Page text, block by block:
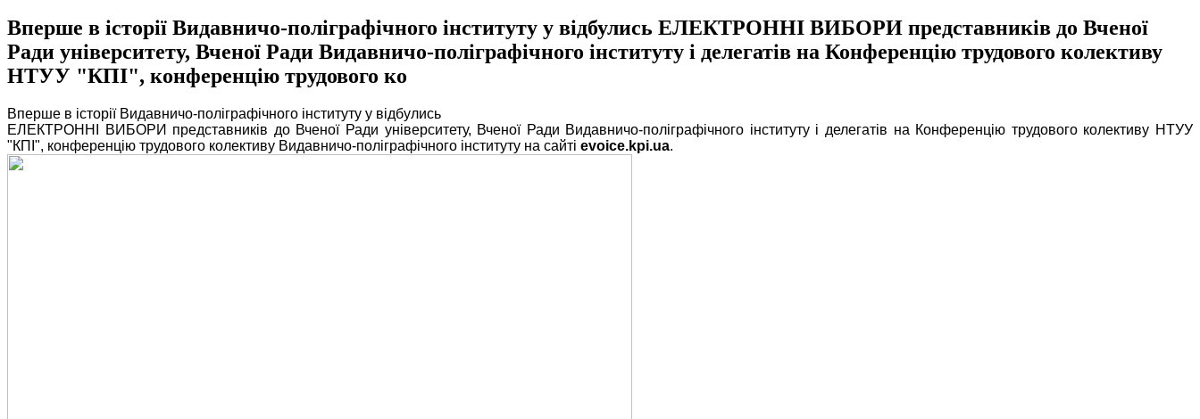
Вперше в історії Видавничо-поліграфічного інституту у відбулись ЕЛЕКТРОННІ ВИБОРИ представників до Вченої
Ради університету, Вченої Ради Видавничо-поліграфічного інституту і делегатів на Конференцію трудового колективу
НТУУ "КПІ", конференцію трудового ко
Вперше в історії Видавничо-поліграфічного інституту у відбулись
ЕЛЕКТРОННІ ВИБОРИ представників до Вченої Ради університету, Вченої Ради Видавничо-поліграфічного інституту і делегатів на Конференцію трудового колективу НТУУ
"КПІ", конференцію трудового колективу Видавничо-поліграфічного інституту на сайті evoice.kpi.ua.